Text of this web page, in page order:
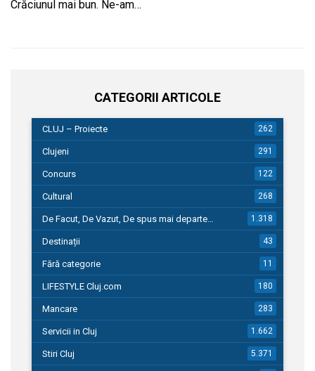
Crăciunul mai bun. Ne-am…
CATEGORII ARTICOLE
CLUJ – Proiecte 262
Clujeni 291
Concurs 122
Cultural 268
De Facut, De Vazut, De spus mai departe… 1.318
Destinații 43
Fără categorie 11
LIFESTYLE Cluj.com 180
Mancare 283
Servicii in Cluj 1.662
Stiri Cluj 5.371